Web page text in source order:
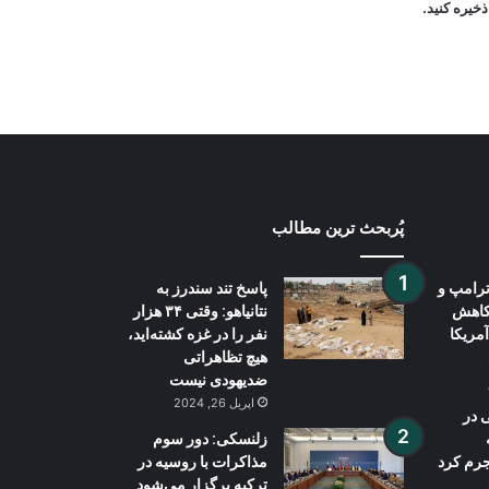
کنید.
و
در
کرد
پُربحث ترین مطالب
پاسخ تند سندرز به
نتانیاهو: وقتی ۳۴ هزار
نفر را در غزه کشته‌اید،
هیچ تظاهراتی
ضدیهودی نیست
اپریل 26, 2024
زلنسکی: دور سوم
مذاکرات با روسیه در